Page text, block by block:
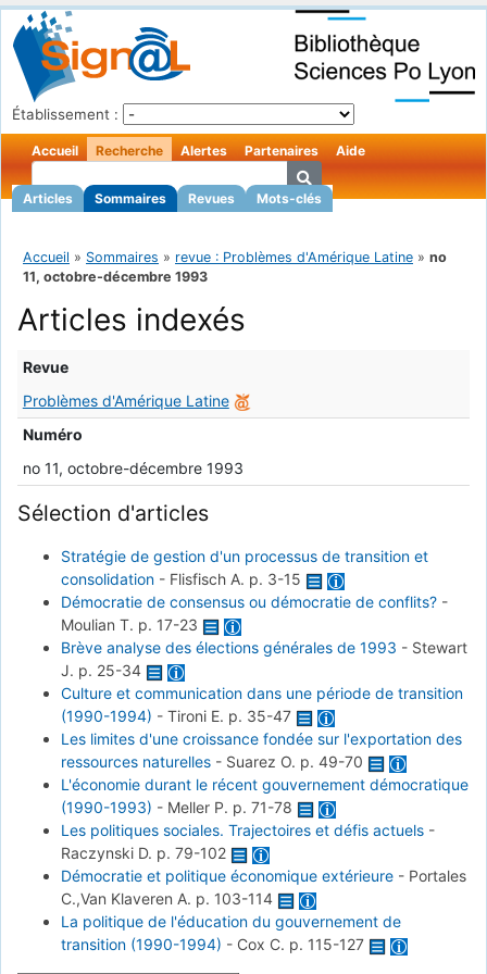
Établissement :
Accueil Recherche
Articles Sommaires Revues Mots-clés
Alertes Partenaires Aide
Accueil » Sommaires » revue : Problèmes d'Amérique Latine » no
11, octobre-décembre 1993
Articles indexés
Revue
Problèmes d'Amérique Latine
Numéro
no 11, octobre-décembre 1993
Sélection d'articles
Stratégie de gestion d'un processus de transition et
consolidation - Flisfisch A. p. 3-15
Démocratie de consensus ou démocratie de conflits? -
Moulian T. p. 17-23
Brève analyse des élections générales de 1993 - Stewart
J. p. 25-34
Culture et communication dans une période de transition
(1990-1994) - Tironi E. p. 35-47
Les limites d'une croissance fondée sur l'exportation des
ressources naturelles - Suarez O. p. 49-70
L'économie durant le récent gouvernement démocratique
(1990-1993) - Meller P. p. 71-78
Les politiques sociales. Trajectoires et défis actuels -
Raczynski D. p. 79-102
Démocratie et politique économique extérieure - Portales
C.,Van Klaveren A. p. 103-114
La politique de l'éducation du gouvernement de
transition (1990-1994) - Cox C. p. 115-127